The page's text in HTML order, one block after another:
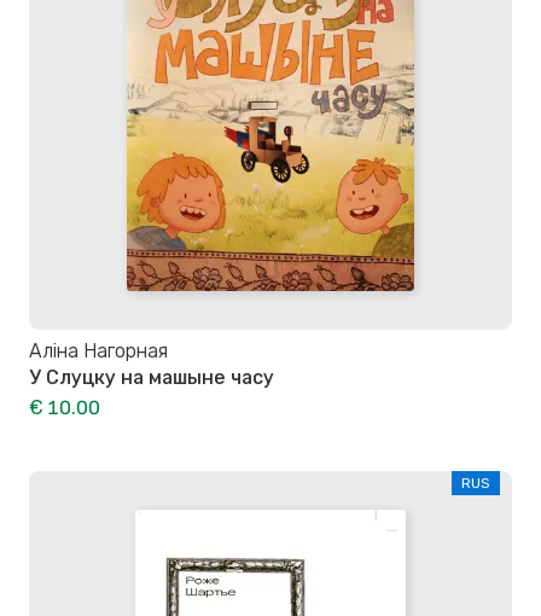
Аліна Нагорная
У Слуцку на машыне часу
€ 10.00
RUS